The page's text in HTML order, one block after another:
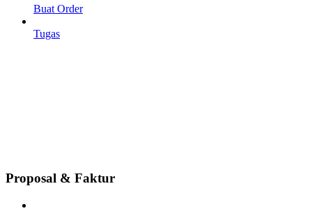
Buat Order
Tugas
Proposal & Faktur